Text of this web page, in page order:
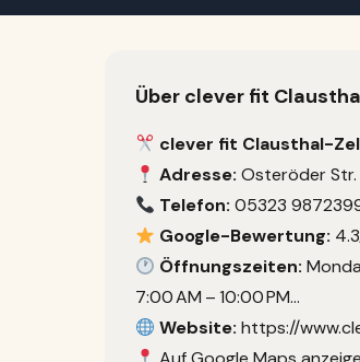
Über clever fit
clever fit Clausthal-
Adresse: Osteröder Str.
Telefon: 05323
Google-Bewertung:
Öffnungszeiten:
7:00 AM – 10:00 PM…
Website: https://